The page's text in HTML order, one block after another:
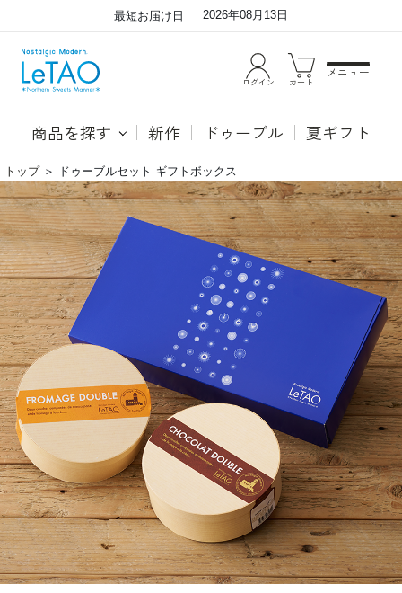
最短お届け日 2026年08月13日
ログイン カート
メニュー
商品を探す 新作 ドゥーブル 夏ギフト
トップ ＞
ドゥーブルセット ギフトボックス
ル
タ
オ
自
慢
の
ド
ゥ
ー
ブ
ル
フ
ロ
マ
ー
ジ
ュ
と
シ
ョ
コ
ラ
ド
ゥ
ー
ブ
ル
を
セ
ッ
ト
に
し
ま
し
●ド
ゥー
ブル
フロ
マー
ジュ
「ル
タオ
とい
えば
ドゥ
ーブ
ルフ
ロマ
ージ
ュ」
と言
われ
るほ
どの
看板
商
品。
北海
道の
生乳
から
作る
ルタ
オ特
製の
生ク
リー
ムと
世界